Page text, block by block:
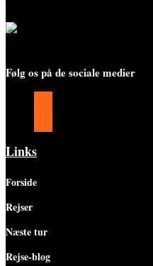
Følg os på de sociale medier
Links
Forside
Rejser
Næste tur
Rejse-blog